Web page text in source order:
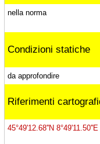
nella norma
Condizioni statiche
da approfondire
Riferimenti
45°49'12.68''N 8°49'11.50''E